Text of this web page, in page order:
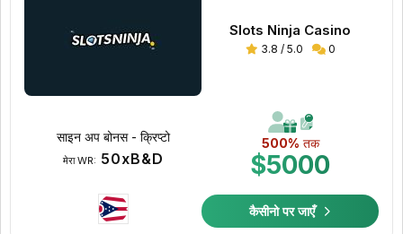
Slots Ninja Casino
3.8 / 5.0 0
500% तक
$5000
साइन अप बोनस - क्रिप्टो
मेरा WR: 50xB&D
कैसीनो पर जाएँ